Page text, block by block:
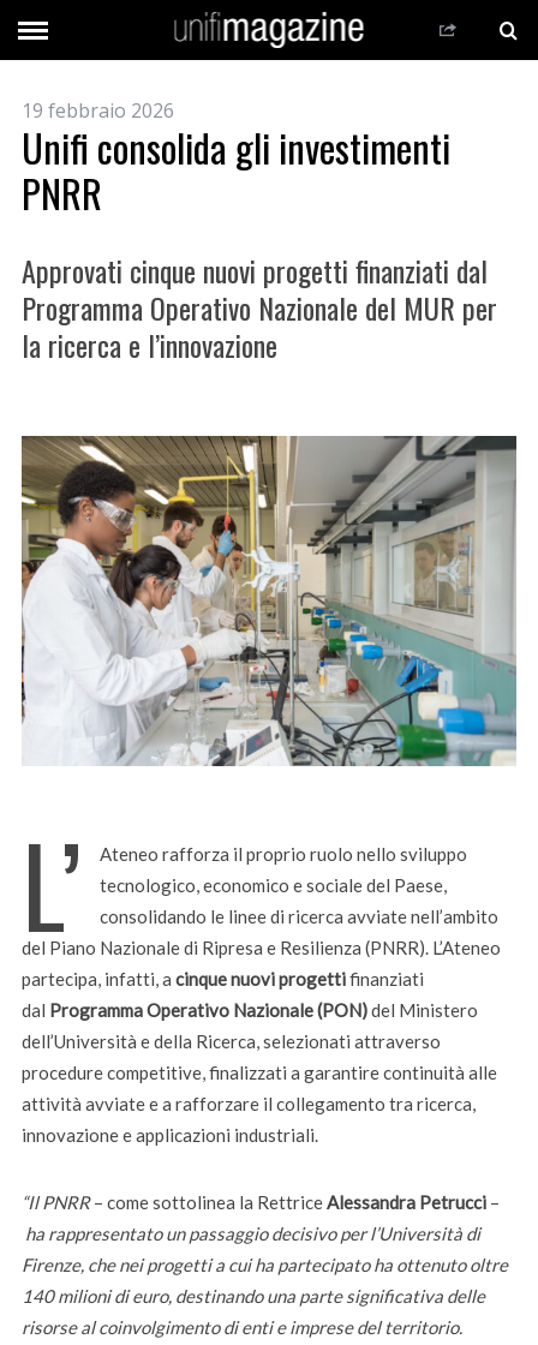
19 febbraio 2026
Unifi consolida gli investimenti
PNRR
Approvati cinque nuovi progetti finanziati dal
Programma Operativo Nazionale del MUR per
la ricerca e l’innovazione
L’ Ateneo rafforza il proprio ruolo nello sviluppo
tecnologico, economico e sociale del Paese,
consolidando le linee di ricerca avviate nell’ambito
del Piano Nazionale di Ripresa e Resilienza (PNRR). L’Ateneo
partecipa, infatti, a cinque nuovi progettifinanziati
dal Programma Operativo Nazionale (PON)del Ministero
dell’Università e della Ricerca, selezionati attraverso
procedure competitive, finalizzati a garantire continuità alle
attività avviate e a rafforzare il collegamento tra ricerca,
innovazione e applicazioni industriali.
“Il PNRR– come sottolinea la RettriceAlessandra Petrucci–
ha rappresentato un passaggio decisivo per l’Università di
Firenze, che nei progetti a cui ha partecipato ha ottenuto oltre
140 milioni di euro, destinando una parte significativa delle
risorse al coinvolgimento di enti e imprese del territorio.